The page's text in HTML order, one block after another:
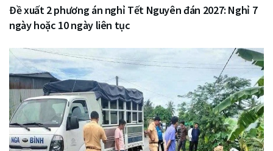
Đề xuất 2 phương án nghỉ Tết Nguyên đán 2027: Nghỉ 7
ngày hoặc 10 ngày liên tục